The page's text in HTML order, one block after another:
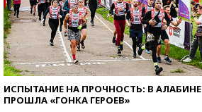
ИСПЫТАНИЕ НА ПРОЧНОСТЬ: В АЛАБИНЕ
ПРОШЛА «ГОНКА ГЕРОЕВ»